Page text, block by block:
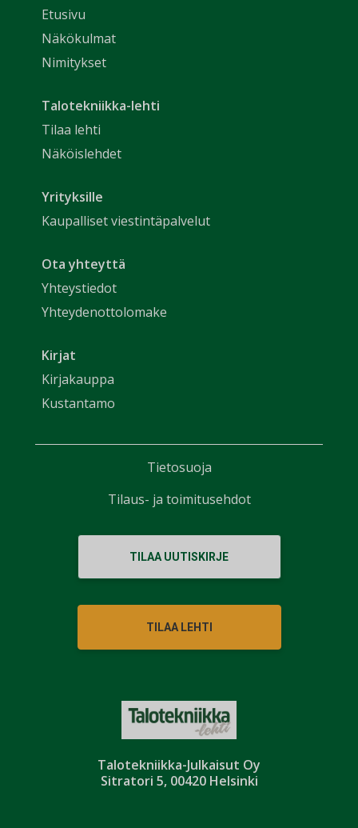
Talotekniikka-Julkaisut Oy
Sitratori 5, 00420 Helsinki
Etusivu
Näkökulmat
Nimitykset
Talotekniikka-lehti
Tilaa lehti
Näköislehdet
Yrityksille
Kaupalliset viestintäpalvelut
Ota yhteyttä
Yhteystiedot
Yhteydenottolomake
Kirjat
Kirjakauppa
Kustantamo
TILAA UUTISKIRJE
TILAA LEHTI
Tietosuoja
Tilaus- ja toimitusehdot